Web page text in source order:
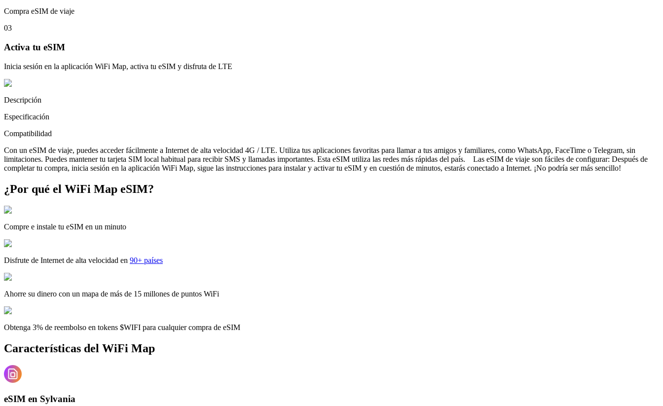
Compra eSIM de viaje
03
Activa tu eSIM
Inicia sesión en la aplicación WiFi Map, activa tu eSIM y disfruta de LTE
Descripción
Especificación
Compatibilidad
Con un eSIM de viaje, puedes acceder fácilmente a Internet de alta velocidad 4G / LTE. Utiliza tus aplicaciones favoritas para llamar a tus amigos y familiares, como WhatsApp, FaceTime o Telegram, sin
limitaciones. Puedes mantener tu tarjeta SIM local habitual para recibir SMS y llamadas importantes. Esta eSIM utiliza las redes más rápidas del país. Las eSIM de viaje son fáciles de configurar: Después de
completar tu compra, inicia sesión en la aplicación WiFi Map, sigue las instrucciones para instalar y activar tu eSIM y en cuestión de minutos, estarás conectado a Internet. ¡No podría ser más sencillo!
¿Por qué el WiFi Map eSIM?
Compre e instale tu eSIM en un minuto
Disfrute de Internet de alta velocidad en 90+ países
Ahorre su dinero con un mapa de más de 15 millones de puntos WiFi
Obtenga 3% de reembolso en tokens $WIFI para cualquier compra de eSIM
Características del WiFi Map
eSIM en Sylvania